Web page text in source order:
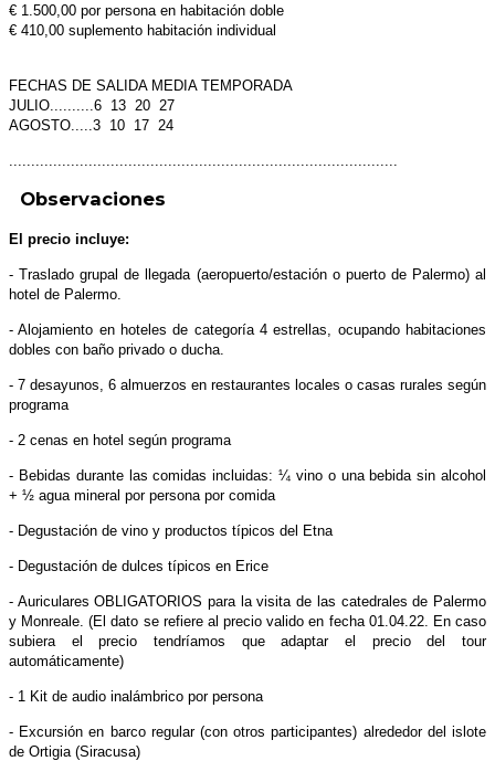
€ 1.500,00 por persona en habitación doble
€ 410,00 suplemento habitación individual
FECHAS DE SALIDA MEDIA TEMPORADA
JULIO..........6 13 20 27
AGOSTO.....3 10 17 24
Observaciones
El precio incluye:
- Traslado grupal de llegada (aeropuerto/estación o puerto de Palermo) al
hotel de Palermo.
- Alojamiento en hoteles de categoría 4 estrellas, ocupando habitaciones
dobles con baño privado o ducha.
- 7 desayunos, 6 almuerzos en restaurantes locales o casas rurales según
programa
- 2 cenas en hotel según programa
- Bebidas durante las comidas incluidas: ¼ vino o una bebida sin alcohol
+ ½ agua mineral por persona por comida
- Degustación de vino y productos típicos del Etna
- Degustación de dulces típicos en Erice
- Auriculares OBLIGATORIOS para la visita de las catedrales de Palermo
y Monreale. (El dato se refiere al precio valido en fecha 01.04.22. En caso
subiera el precio tendríamos que adaptar el precio del tour
automáticamente)
- 1 Kit de audio inalámbrico por persona
- Excursión en barco regular (con otros participantes) alrededor del islote
de Ortigia (Siracusa)